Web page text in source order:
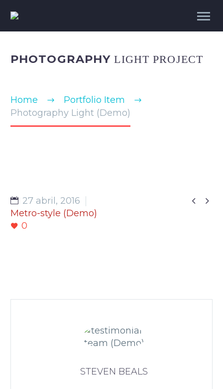
PHOTOGRAPHYLIGHT PROJECT
Home
Portfolio Item
Photography Light (Demo)
 
27 abril, 2016
Metro-style (Demo)
0
STEVEN BEALS